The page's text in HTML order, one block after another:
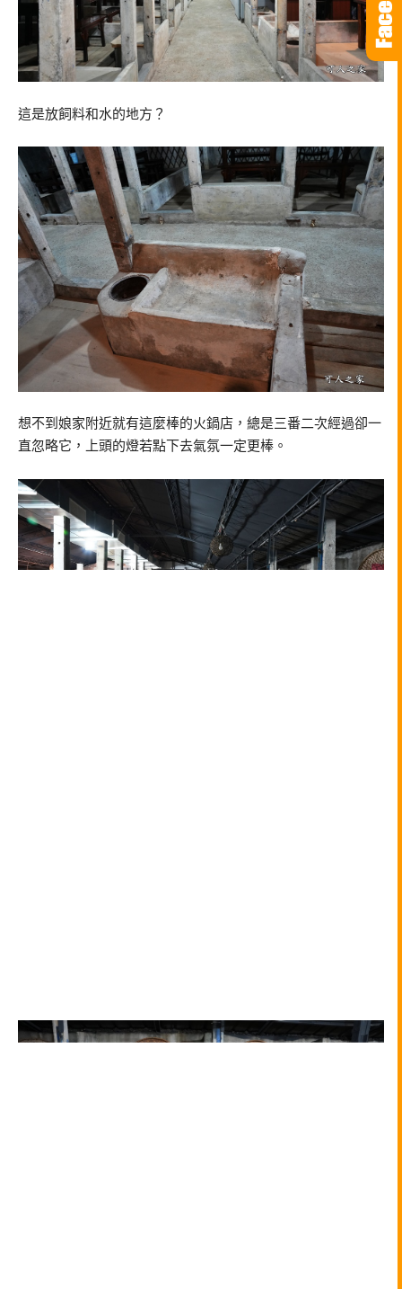
這是放飼料和水的地方？
想不到娘家附近就有這麼棒的火鍋店，總是三番二次經過卻一
直忽略它，上頭的燈若點下去氣氛一定更棒。